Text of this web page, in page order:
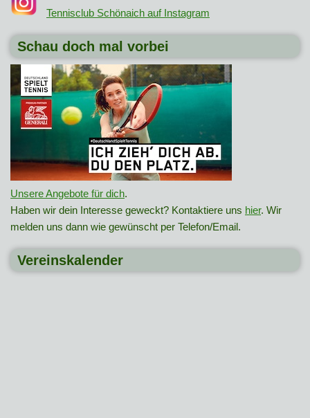
Tennisclub Schönaich auf Instagram
Schau doch mal vorbei
Unsere Angebote für dich.
Haben wir dein Interesse geweckt? Kontaktiere uns hier. Wir
melden uns dann wie gewünscht per Telefon/Email.
Vereinskalender